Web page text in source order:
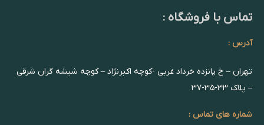
تماس با فروشگاه :
آدرس :
تهران – خ پانزده خرداد غربی -کوچه اکبرنژاد – کوچه شیشه گران شرقی
– پلاک ۳۳-۳۵-۳۷
شماره های تماس :